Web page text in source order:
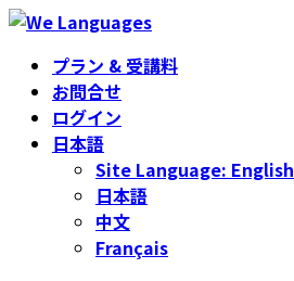
コ
ナ
プラン & 受講料
お問合せ
ログイン
日本語
Site Language: English
日本語
中文
Français